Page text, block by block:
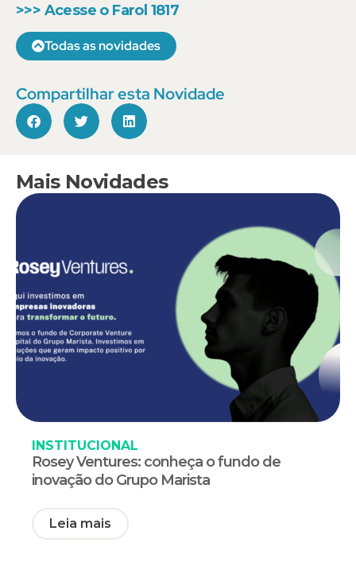
>>> Acesse o Farol 1817
Todas as novidades
Compartilhar esta Novidade
Mais Novidades
INSTITUCIONAL
Rosey Ventures: conheça o fundo de
inovação do Grupo Marista
Leia mais